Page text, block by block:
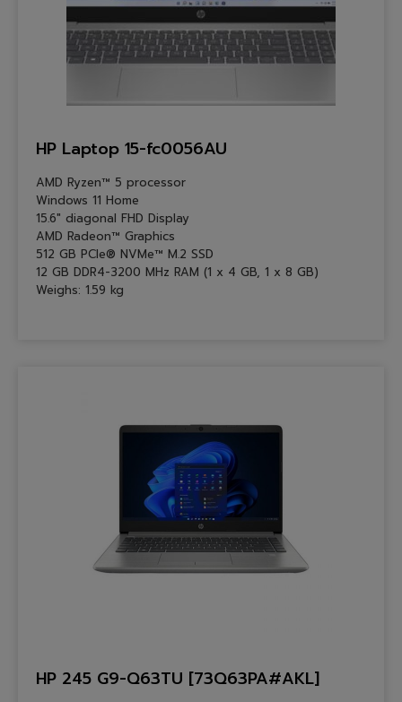
HP Laptop 15-fc0056AU
AMD Ryzen™ 5 processor
Windows 11 Home
15.6″ diagonal FHD Display
AMD Radeon™ Graphics
512 GB PCIe® NVMe™ M.2 SSD
12 GB DDR4-3200 MHz RAM (1 x 4 GB, 1 x 8 GB)
Weighs: 1.59 kg
HP 245 G9-Q63TU [73Q63PA#AKL]